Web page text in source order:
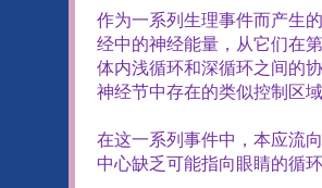
作为一系列生理事件而产生
经中的神经能量，从它们在
体内浅循环和深循环之间的
神经节中存在的类似控制区
在这一系列事件中，本应流
中心缺乏可能指向眼睛的循